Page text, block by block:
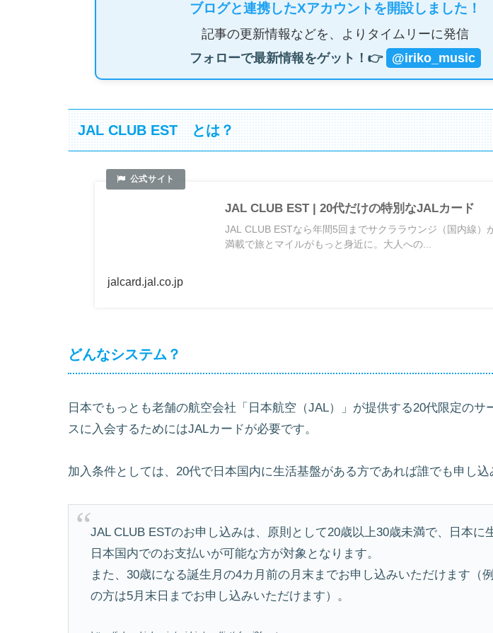
ブログと連携したXアカウントを開設しました！
記事の更新情報などを、よりタイムリーに発信
フォローで最新情報をゲット！👉
@iriko_music
JAL CLUB EST とは？
JAL CLUB EST | 20代だけの特別なJALカード
JAL CLUB ESTなら年間5回までサクララウンジ（国内線）
満載で旅とマイルがもっと身近に。大人への...
jalcard.jal.co.jp
どんなシステム？
日本でもっとも老舗の航空会社「日本航空（JAL）」が提供する20代限定のサ
スに入会するためにはJALカードが必要です。
加入条件としては、20代で日本国内に生活基盤がある方であれば誰でも申し込
JAL CLUB ESTのお申し込みは、原則として20歳以上30歳未満で、日本に
日本国内でのお支払いが可能な方が対象となります。
また、30歳になる誕生月の4カ月前の月末までお申し込みいただけます（
の方は5月末日までお申し込みいただけます）。